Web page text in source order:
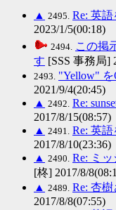
▲ 2495. Re: 英
2023/1/5(00:18)
2494. この掲
す [SSS 事務局]
2493. "Yellow"
2021/9/4(20:45)
▲ 2492. Re:
2017/8/15(08:57)
▲ 2491. Re: 英
2017/8/10(23:36)
▲ 2490. Re: ミ
[柊] 2017/8/
▲ 2489. Re: 杏
2017/8/8(07:55)